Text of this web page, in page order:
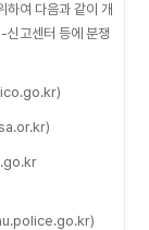
하여 다음과 같이 개
신고센터 등에 분쟁